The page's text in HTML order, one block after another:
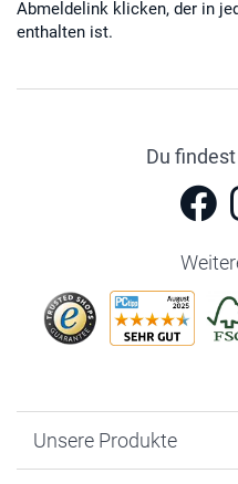
Abmeldelink klicken, der in
enthalten ist.
Du
Unsere Produkte